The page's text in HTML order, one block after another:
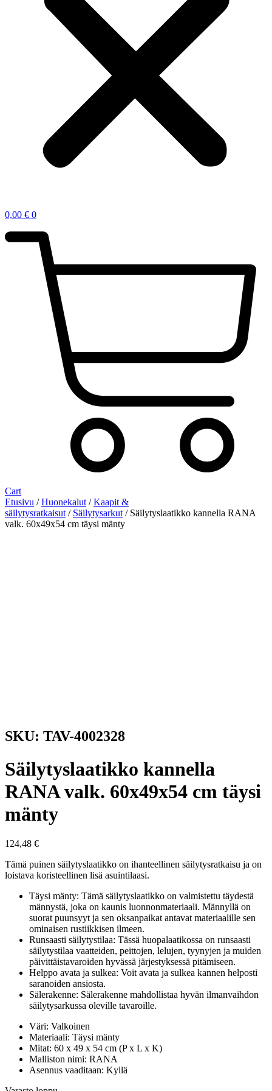
0,00 € 0
Cart
Etusivu /Huonekalut /Kaapit &
säilytysratkaisut / Säilytysarkut / Säilytyslaatikko kannella RANA
valk. 60x49x54 cm täysi mänty
SKU: TAV-4002328
Säilytyslaatikko kannella
RANA valk. 60x49x54 cm täysi
mänty
124,48 €
Tämä puinen säilytyslaatikko on ihanteellinen säilytysratkaisu ja on
loistava koristeellinen lisä asuintilaasi.
Täysi mänty: Tämä säilytyslaatikko on valmistettu täydestä
männystä, joka on kaunis luonnonmateriaali. Männyllä on
suorat puunsyyt ja sen oksanpaikat antavat materiaalille sen
ominaisen rustiikkisen ilmeen.
Runsaasti säilytystilaa: Tässä huopalaatikossa on runsaasti
säilytystilaa vaatteiden, peittojen, lelujen, tyynyjen ja muiden
päivittäistavaroiden hyvässä järjestyksessä pitämiseen.
Helppo avata ja sulkea: Voit avata ja sulkea kannen helposti
saranoiden ansiosta.
Sälerakenne: Sälerakenne mahdollistaa hyvän ilmanvaihdon
säilytysarkussa oleville tavaroille.
Väri: Valkoinen
Materiaali: Täysi mänty
Mitat: 60 x 49 x 54 cm (P x L x K)
Malliston nimi: RANA
Asennus vaaditaan: Kyllä